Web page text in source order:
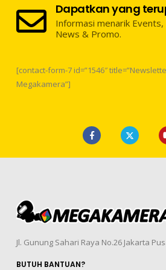
Dapatkan yang
Informasi menarik
News & Promo.
[contact-form-7 id=”1546″
Megakamera”]
Jl. Gunung Sahari Raya No.26 Jakarta
BUTUH BANTUAN?